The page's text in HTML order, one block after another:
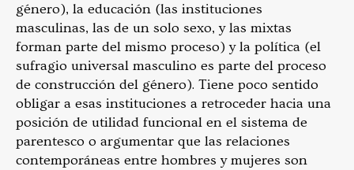
género), la educación (las instituciones
masculinas, las de un solo sexo, y las mixtas
forman parte del mismo proceso) y la política (el
sufragio universal masculino es parte del proceso
de construcción del género). Tiene poco sentido
obligar a esas instituciones a retroceder hacia una
posición de utilidad funcional en el sistema de
parentesco o argumentar que las relaciones
contemporáneas entre hombres y mujeres son